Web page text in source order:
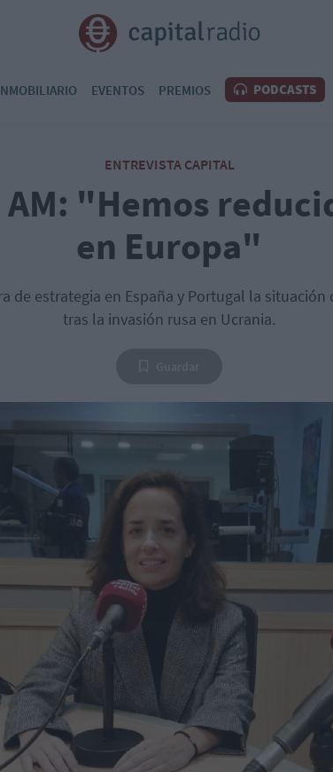
EVENTOS PREMIOS PODCASTS
ENTREVISTA CAPITAL
AM: "Hemos
en Europa"
de estrategia en España y Portugal la
tras la invasión rusa en Ucrania.